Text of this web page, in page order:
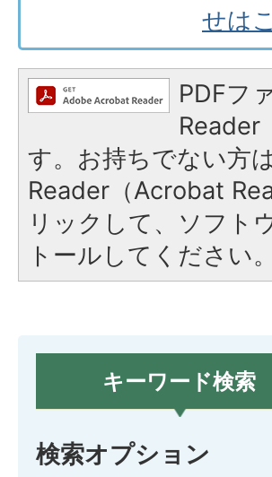
せは
PDFフ
Reader
す。お持ちでない方
Reader（Acrobat
リックして、ソフト
トールしてください。
キーワード検索
検索オプション